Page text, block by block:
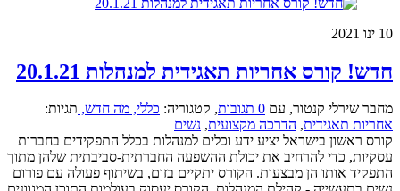
10 ינו 2021
חדש! קורס אחריות תאגידית למנהלות 20.1.21
מחבר שירלי קנטור, עם 0 תגובות , קטגוריה: כללי, מה חדש, תגיות:
אחריות תאגידית, הדרכה מקצועית, נשים
קורס ראשון בישראל יציע ידע וכלים למנהלות בכלל התפקידים בחברות
עסקיות, כדי להרחיב את יכולת ההשפעה החברתית-סביבתית שלהן מתוך
התפקיד אותו הן מבצעות. הקורס יתקיים בזום, בשיתוף פעולה עם פורום